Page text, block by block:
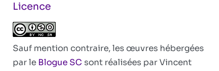
Licence
Sauf mention contraire, les œuvres hébergées
par le Blogue SC sont réalisées par Vincent